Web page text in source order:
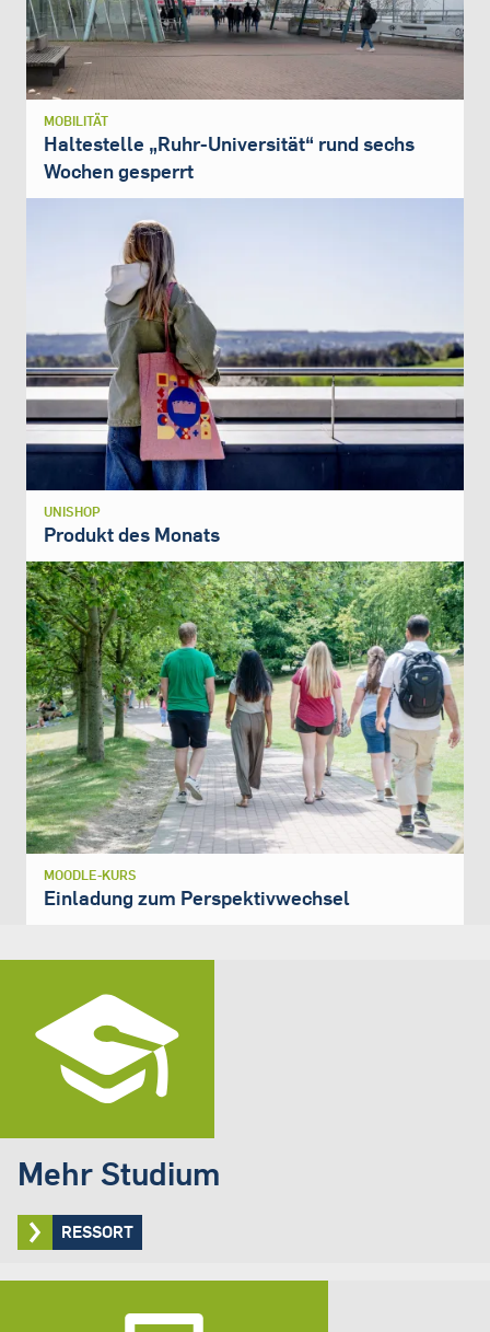
MOBILITÄT
Haltestelle „Ruhr-Universität“ rund sechs
Wochen gesperrt
UNISHOP
Produkt des Monats
MOODLE-KURS
Einladung zum Perspektivwechsel
Mehr Studium
RESSORT